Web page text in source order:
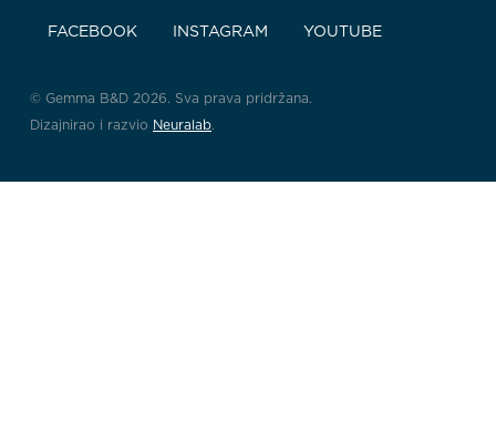
FACEBOOK INSTAGRAM YOUTUBE
© Gemma B&D 2026. Sva prava pridržana.
Dizajnirao i razvio Neuralab.